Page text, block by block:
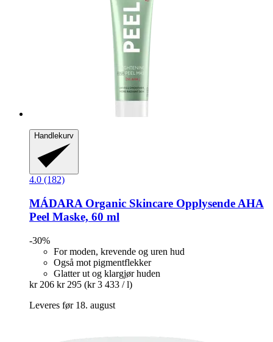
Handlekurv
4.0 (182)
MÁDARA Organic Skincare Opplysende AHA
Peel Maske, 60 ml
-30%
For moden, krevende og uren hud
Også mot pigmentflekker
Glatter ut og klargjør huden
kr 206 kr 295 (kr 3 433 / l)
Leveres før 18. august